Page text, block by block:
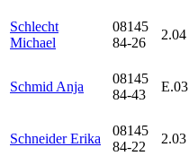
Schlecht
Michael
08145
84-26
2.04
Schmid Anja
08145
84-43
E.03
Schneider Erika
08145
84-22
2.03